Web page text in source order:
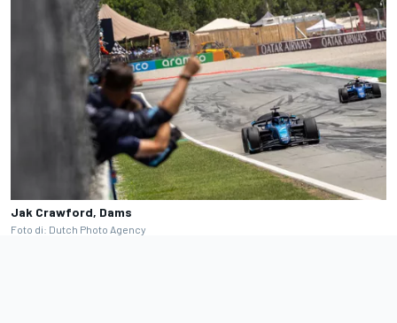
Jak Crawford, Dams
Foto di: Dutch Photo Agency